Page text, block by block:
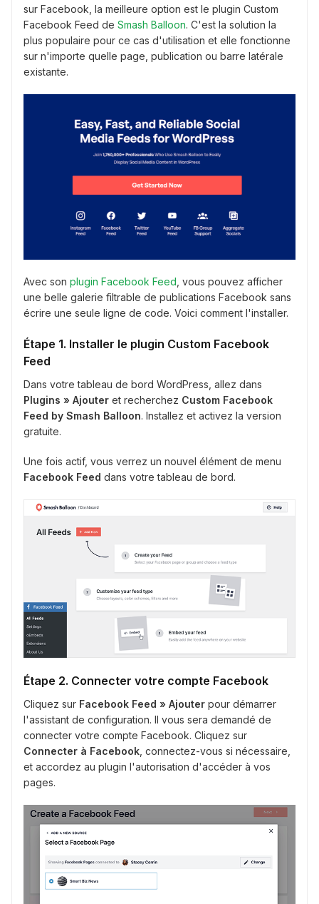
sur Facebook, la meilleure option est le plugin Custom
Facebook Feed de Smash Balloon. C'est la solution la
plus populaire pour ce cas d'utilisation et elle fonctionne
sur n'importe quelle page, publication ou barre latérale
existante.
Avec son plugin Facebook Feed , vous pouvez afficher
une belle galerie filtrable de publications Facebook sans
écrire une seule ligne de code. Voici comment l'installer.
Étape 1. Installer le plugin Custom Facebook
Feed
Dans votre tableau de bord WordPress, allez dans
Plugins » Ajouter et recherchez Custom Facebook
Feed by Smash Balloon. Installez et activez la version
gratuite.
Une fois actif, vous verrez un nouvel élément de menu
Facebook Feed dans votre tableau de bord.
Étape 2. Connecter votre compte Facebook
Cliquez sur Facebook Feed » Ajouter pour démarrer
l'assistant de configuration. Il vous sera demandé de
connecter votre compte Facebook. Cliquez sur
Connecter à Facebook , connectez-vous si nécessaire,
et accordez au plugin l'autorisation d'accéder à vos
pages.